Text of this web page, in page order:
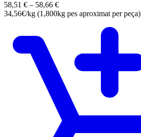
58,51 € – 58,66 €
34,56€/kg (1,800kg pes aproximat per peça)